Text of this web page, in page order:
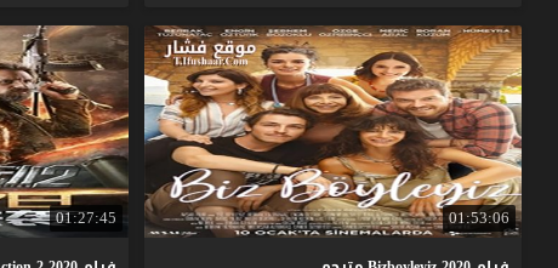
01:53:06
01:27:45